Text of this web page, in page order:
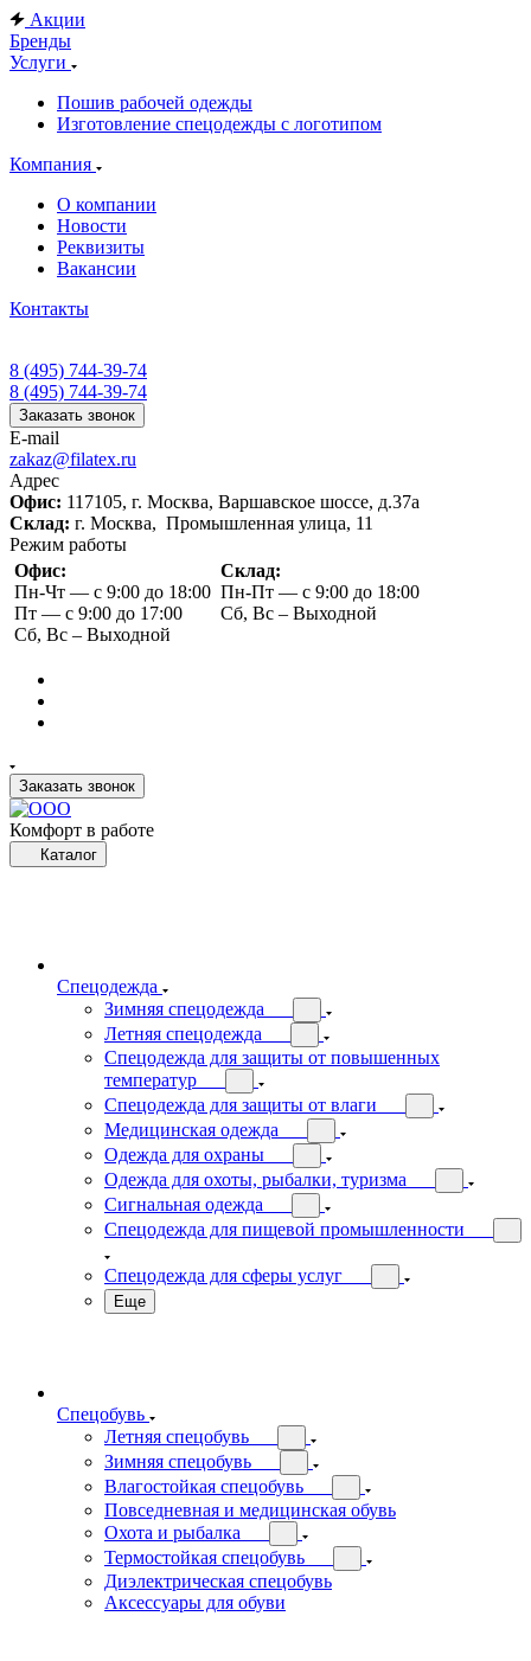
Акции
Бренды
Услуги
Пошив рабочей одежды
Изготовление спецодежды с логотипом
Компания
О компании
Новости
Реквизиты
Вакансии
Контакты
8 (495) 744-39-74
8 (495) 744-39-74
Заказать звонок
E-mail
zakaz@filatex.ru
Адрес
Офис: 117105, г. Москва, Варшавское шоссе, д.37а
Склад: г. Москва, Промышленная улица, 11
Режим работы
Офис:
Пн-Чт — с 9:00 до 18:00
Пт — с 9:00 до 17:00
Сб, Вс – Выходной
Склад:
Пн-Пт — с 9:00 до 18:00
Сб, Вс – Выходной
Заказать звонок
Комфорт в работе
Каталог
Спецодежда
Зимняя спецодежда
Летняя спецодежда
Спецодежда для защиты от повышенных
температур
Спецодежда для защиты от влаги
Медицинская одежда
Одежда для охраны
Одежда для охоты, рыбалки, туризма
Сигнальная одежда
Спецодежда для пищевой промышленности
Спецодежда для сферы услуг
Еще
Спецобувь
Летняя спецобувь
Зимняя спецобувь
Влагостойкая спецобувь
Повседневная и медицинская обувь
Охота и рыбалка
Термостойкая спецобувь
Диэлектрическая спецобувь
Аксессуары для обуви